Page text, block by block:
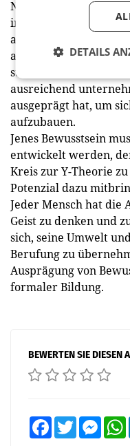
Normalfall
immer mehr Berufe
ausgeübt werden
aus Kosten- und
stellt sich nicht mehr
ausreichend
ausgeprägt hat, um
aufzubauen.
Jenes Bewusstsein
entwickelt werden,
Kreis zur Y-Theorie
Potenzial dazu
Jeder Mensch hat die
Geist zu denken und
sich, seine Umwelt
Berufung zu
Ausprägung von
formaler Bildung.
BEWERTEN SIE DIESEN
FacebookTwitter
DETAILS